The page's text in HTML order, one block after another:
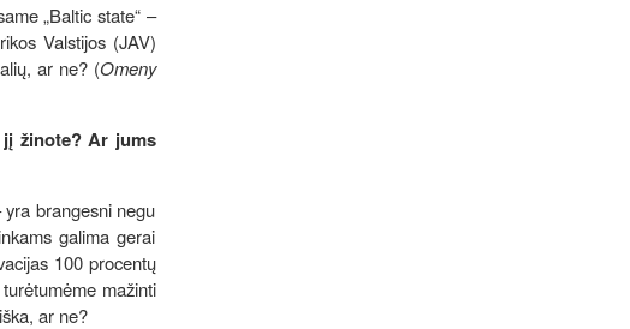
„Baltic state“ –
Valstijos (JAV)
ar ne? (Omeny
žinote? Ar jums
brangesni negu
galima gerai
100 procentų
mažinti
ar ne?